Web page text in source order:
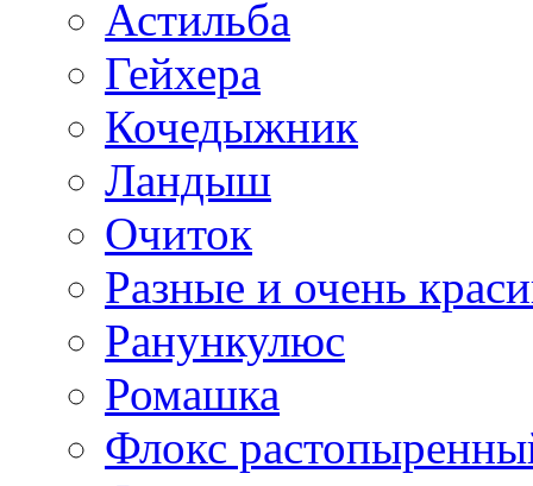
Астильба
Гейхера
Кочедыжник
Ландыш
Очиток
Разные и очень
Ранункулюс
Ромашка
Флокс